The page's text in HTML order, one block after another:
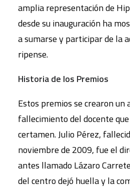
amplia representación de
desde su inauguración ha
a sumarse y participar de la
ripense.
Historia de los Premios
Estos premios se crearon un
fallecimiento del docente
certamen. Julio Pérez,
noviembre de 2009, fue el
antes llamado Lázaro
del centro dejó huella y la